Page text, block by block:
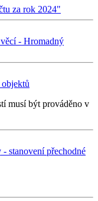
za rok 2024"
- Hromadný
musí být prováděno v
stanovení přechodné